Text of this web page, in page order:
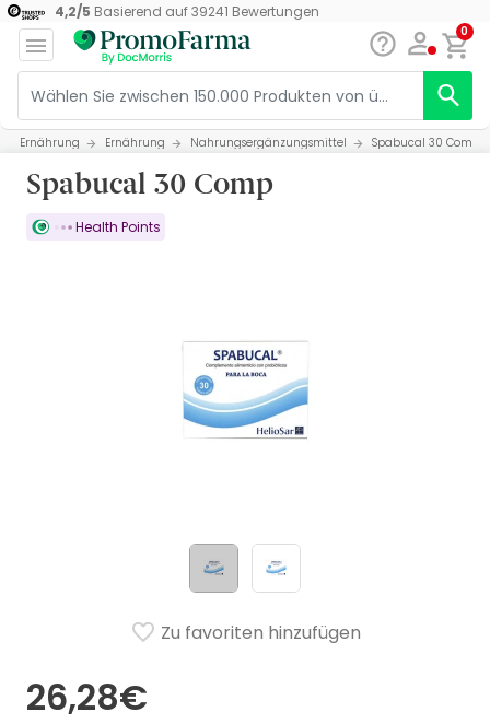
4,2/5 Basierend auf39241 Bewertungen
0
Ernährung Ernährung Nahrungsergänzungsmittel Spabucal 30 Comp
Spabucal 30 Comp
Health Points
26,28€
Zu favoriten hinzufügen